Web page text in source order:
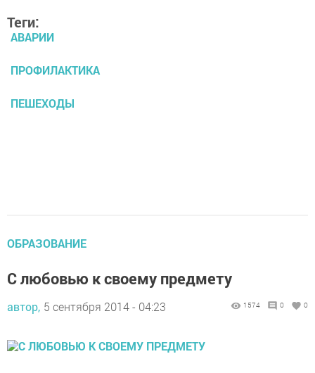
Теги:
АВАРИИ
ПРОФИЛАКТИКА
ПЕШЕХОДЫ
ОБРАЗОВАНИЕ
С любовью к своему предмету
автор, 5 сентября 2014 - 04:23 1574 0 0